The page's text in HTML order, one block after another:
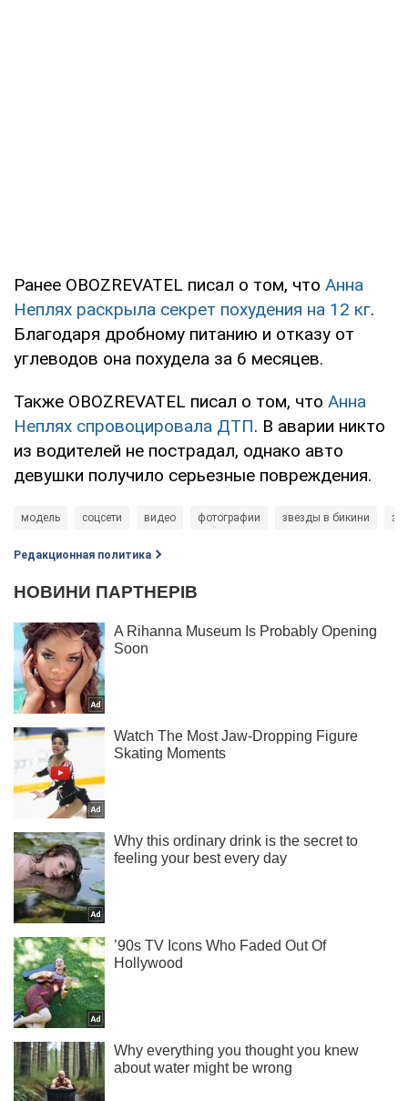
Ранее OBOZREVATEL писал о том, что Анна
Неплях раскрыла секрет похудения на 12 кг.
Благодаря дробному питанию и отказу от
углеводов она похудела за 6 месяцев.
Также OBOZREVATEL писал о том, что Анна
Неплях спровоцировала ДТП. В аварии никто
из водителей не пострадал, однако авто
девушки получило серьезные повреждения.
модель соцсети видео фотографии звезды в бикини
Редакционная политика